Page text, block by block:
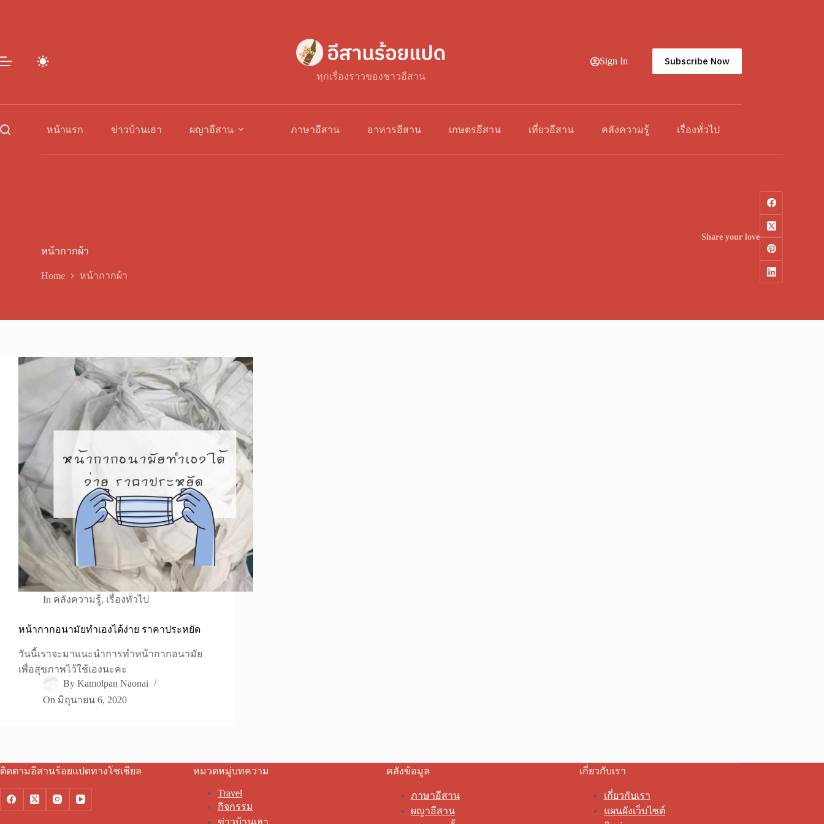
ทุกเรื่องราวของชาวอีสาน
Sign In Subscribe Now
หน้าแรก ข่าวบ้านเฮา ผญาอีสาน ภาษาอีสาน อาหารอีสาน เกษตรอีสาน เที่ยวอีสาน คลังความรู้ เรื่องทั่วไป
หน้ากากผ้า
Home หน้ากากผ้า
Share your love
In คลังความรู้, เรื่องทั่วไป
หน้ากากอนามัยทำเองได้ง่าย ราคาประหยัด
วันนี้เราจะมาแนะนำการทำหน้ากากอนามัย
เพื่อสุขภาพไว้ใช้เองนะคะ
By Kamolpan Naonai
On มิถุนายน 6, 2020
ติดตามอีสานร้อยแปดทางโซเชียล หมวดหมู่บทความ
Travel
กิจกรรม
คลังข้อมูล
ภาษาอีสาน
ผญาอีสาน
เกี่ยวกับเรา
เกี่ยวกับเรา
แผนผังเว็บไซต์